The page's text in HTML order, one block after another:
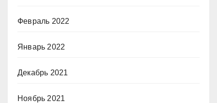
Февраль 2022
Январь 2022
Декабрь 2021
Ноябрь 2021